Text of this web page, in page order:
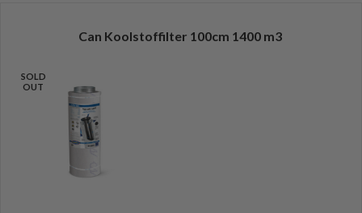
Can Koolstoffilter 100cm 1400 m3
SOLD
OUT